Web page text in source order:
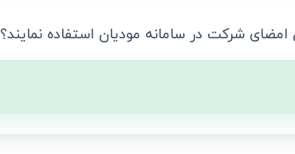
شرکت در سامانه مودیان استفاده نمایند؟